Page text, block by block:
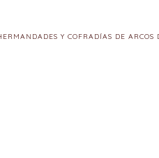
Y COFRADÍAS DE ARCOS